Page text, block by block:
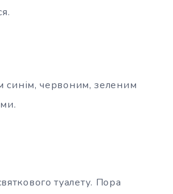
синім, червоним, зеленим
туалету. Пора